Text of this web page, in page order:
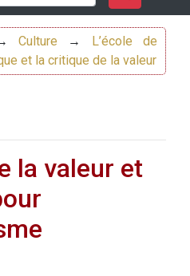
Culture →
L’école de
et la critique de la valeur
la valeur et